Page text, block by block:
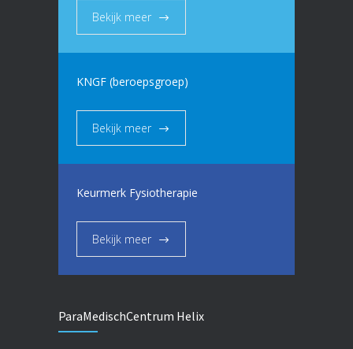
Bekijk meer
KNGF (beroepsgroep)
Bekijk meer
Keurmerk Fysiotherapie
Bekijk meer
ParaMedischCentrum Helix